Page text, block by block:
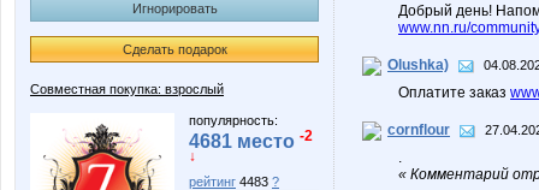
Игнорировать
Сделать подарок
Совместная покупка: взрослый
популярность:
4681 место -2
↓
рейтинг 4483 ?
Добрый день!
www.nn.ru/
Olushka)
Оплатите заказ
cornflour
.
« Комментарий